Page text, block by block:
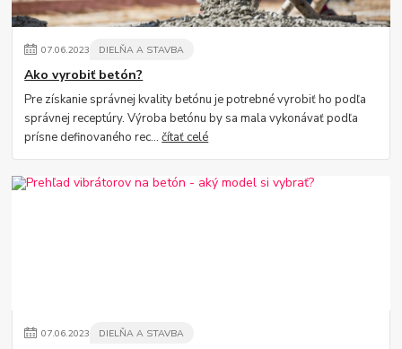
07.06.2023 DIELŇA A STAVBA
Ako vyrobiť betón?
Pre získanie správnej kvality betónu je potrebné vyrobiť ho podľa
správnej receptúry. Výroba betónu by sa mala vykonávať podľa
prísne definovaného rec...čítať celé
07.06.2023 DIELŇA A STAVBA